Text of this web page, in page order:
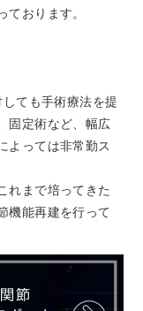
おります。
ても手術療法を提
固定術など、幅広
よっては非常勤ス
れまで培ってきた
機能再建を行って